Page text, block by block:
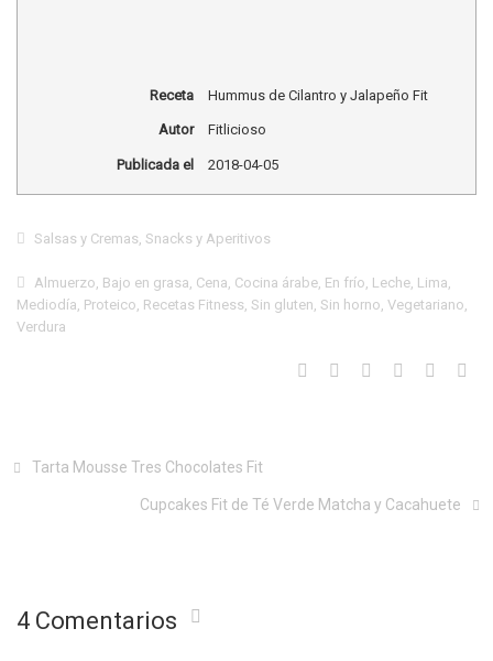
Receta Hummus de Cilantro y Jalapeño Fit
Autor Fitlicioso
Publicada el 2018-04-05
Salsas y Cremas, Snacks y Aperitivos
Almuerzo, Bajo en grasa, Cena, Cocina árabe, En frío, Leche, Lima,
Mediodía, Proteico, Recetas Fitness, Sin gluten, Sin horno, Vegetariano,
Verdura
Tarta Mousse Tres Chocolates Fit
Cupcakes Fit de Té Verde Matcha y Cacahuete
4 Comentarios